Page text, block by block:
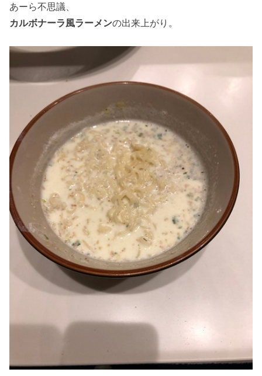
あーら不思議、
カルボナーラ風ラーメンの出来上がり。